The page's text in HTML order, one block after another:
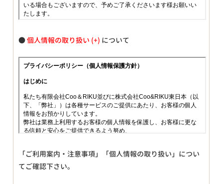
●個人情報の取り扱い について
「ご利用案内・注意事項」「個人情報の取り扱い」につい
てご確認下さい。